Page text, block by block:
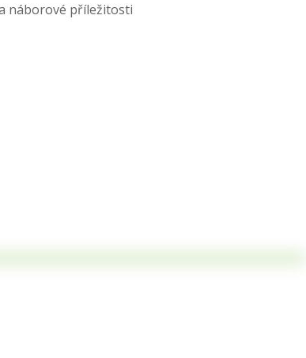
náborové příležitosti